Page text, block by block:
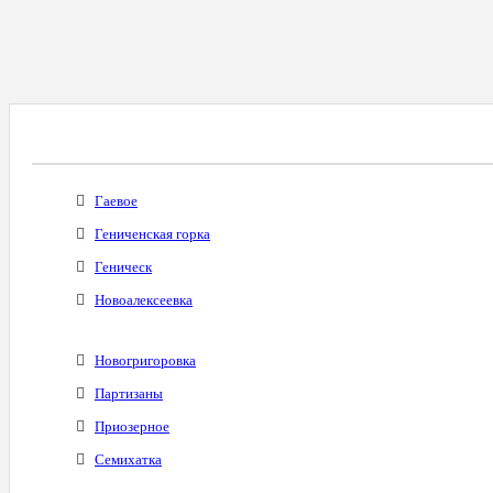
Гаевое
Гениченская горка
Геническ
Новоалексеевка
Новогригоровка
Партизаны
Приозерное
Семихатка